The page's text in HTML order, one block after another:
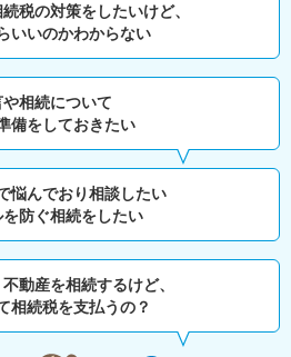
税の対策をしたいけど、
いいのかわからない
相続について
備をしておきたい
悩んでおり相談したい
を防ぐ相続をしたい
動産を相続するけど、
相続税を支払うの？